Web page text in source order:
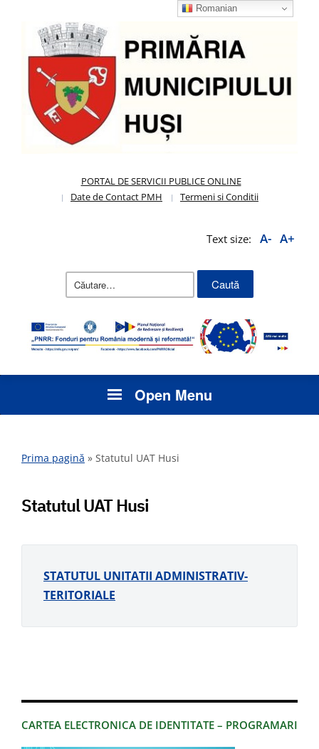
PORTAL DE SERVICII PUBLICE ONLINE
Date de Contact PMH
Termeni si Conditii
Text size: A- A+
Caută
Open Menu
Prima pagină » Statutul UAT Husi
CARTEA ELECTRONICA DE IDENTITATE – PROGRAMARI
Statutul UAT Husi
STATUTUL UNITATII ADMINISTRATIV-
TERITORIALE
Romanian